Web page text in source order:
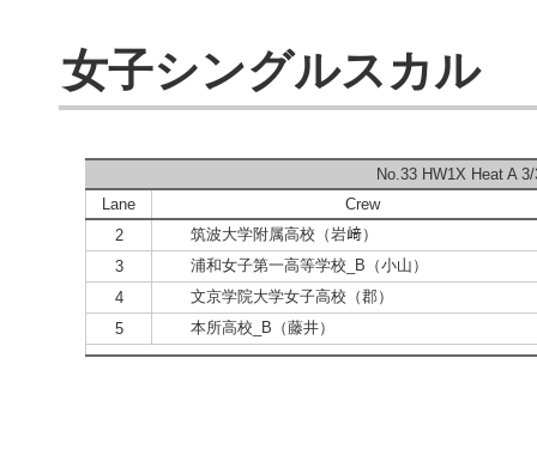
女子シングルスカル
No.33 HW1X Heat A
Lane
Crew
2
筑波大学附属高校（岩﨑）
3
浦和女子第一高等学校_B（小山）
4
文京学院大学女子高校（郡）
5
本所高校_B（藤井）